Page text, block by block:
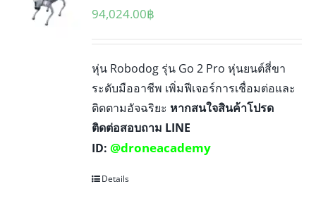
94,024.00฿
หุ่น Robodog รุ่น Go 2 Pro หุ่นยนต์สี่ขา
ระดับมืออาชีพ เพิ่มฟีเจอร์การเชื่อมต่อและ
ติดตามอัจฉริยะ หากสนใจสินค้าโปรด
ติดต่อสอบถาม LINE
ID:@droneacademy
Details